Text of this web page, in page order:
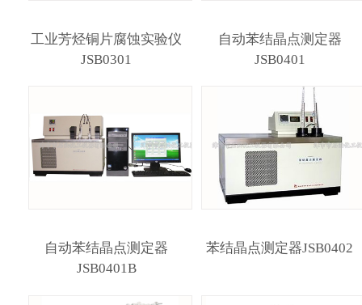
工业芳烃铜片腐蚀实验仪
JSB0301
自动苯结晶点测定器
JSB0401
自动苯结晶点测定器
JSB0401B
苯结晶点测定器JSB0402